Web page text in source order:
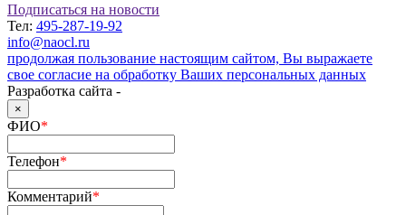
Подписаться на новости
Тел: 495-287-19-92
info@naocl.ru
продолжая пользование настоящим сайтом, Вы выражаете
свое согласие на обработку Ваших персональных данных
Разработка сайта -
×
ФИО*
Телефон*
Комментарий*